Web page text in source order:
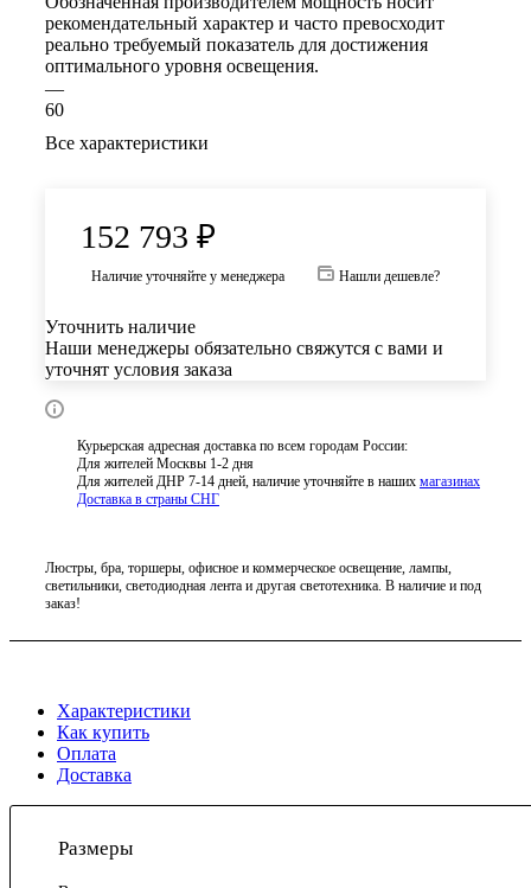
рекомендательный характер и часто превосходит
реально требуемый показатель для достижения
оптимального уровня освещения.
—
60
Все характеристики
152 793 ₽
Наличие уточняйте у менеджера Нашли дешевле?
Уточнить наличие
Наши менеджеры обязательно свяжутся с вами и
уточнят условия заказа
Курьерская адресная доставка по всем городам России:
Для жителей Москвы 1-2 дня
Для жителей ДНР 7-14 дней, наличие уточняйте в наших магазинах
Доставка в страны СНГ
Люстры, бра, торшеры, офисное и коммерческое освещение, лампы,
светильники, светодиодная лента и другая светотехника. В наличие и под
заказ!
Характеристики
Как купить
Оплата
Доставка
Размеры